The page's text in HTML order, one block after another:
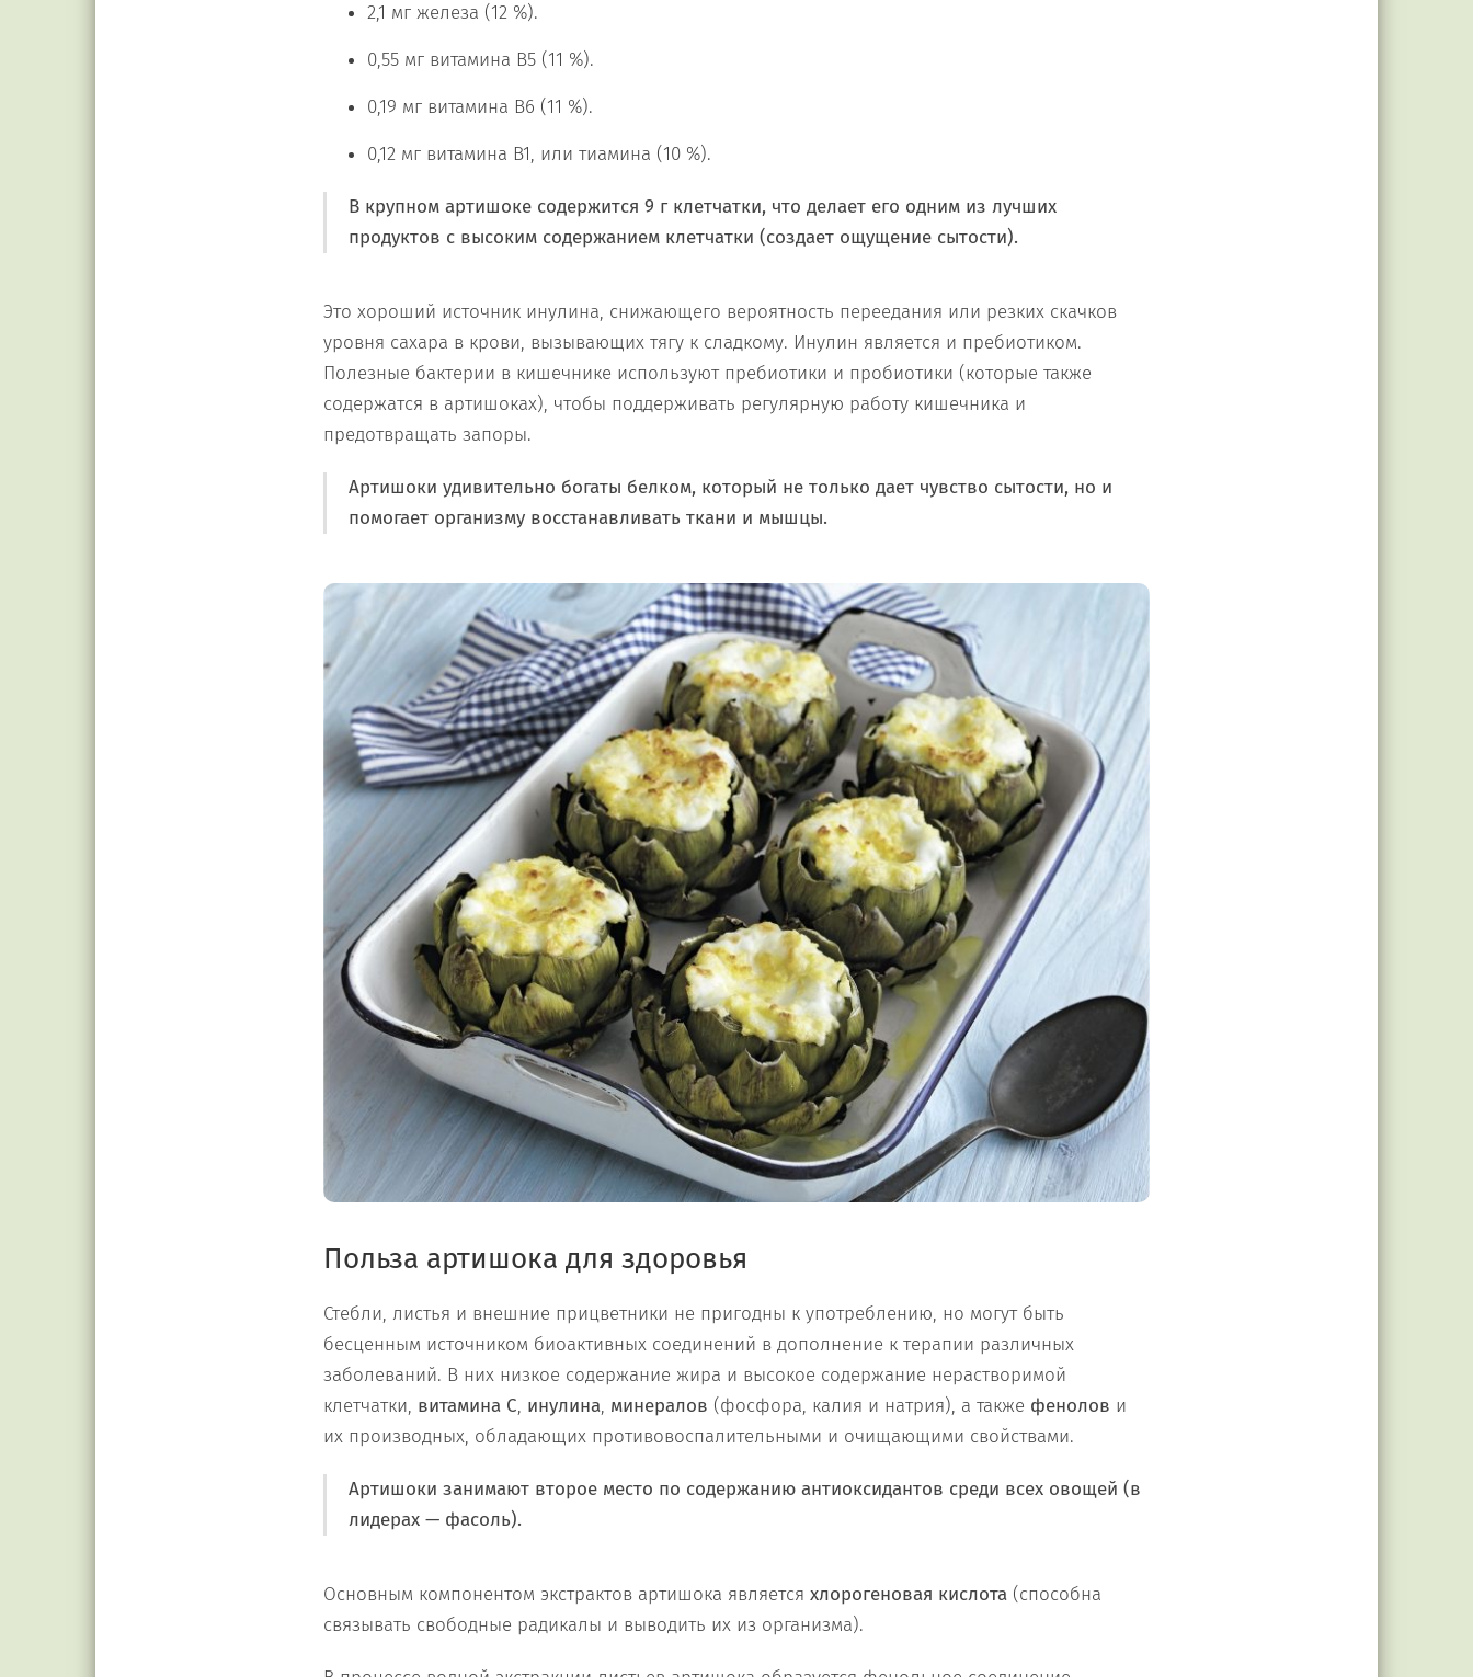
2,1 мг железа (12 %).
0,55 мг витамина B5 (11 %).
0,19 мг витамина B6 (11 %).
0,12 мг витамина B1, или тиамина (10 %).
В крупном артишоке содержится 9 г клетчатки, что делает его одним из лучших
продуктов с высоким содержанием клетчатки (создает ощущение сытости).
Это хороший источник инулина, снижающего вероятность переедания или резких скачков
уровня сахара в крови, вызывающих тягу к сладкому. Инулин является и пребиотиком.
Полезные бактерии в кишечнике используют пребиотики и пробиотики (которые также
содержатся в артишоках), чтобы поддерживать регулярную работу кишечника и
предотвращать запоры.
Артишоки удивительно богаты белком, который не только дает чувство сытости, но и
помогает организму восстанавливать ткани и мышцы.
Польза артишока для здоровья
Стебли, листья и внешние прицветники не пригодны к употреблению, но могут быть
бесценным источником биоактивных соединений в дополнение к терапии различных
заболеваний. В них низкое содержание жира и высокое содержание нерастворимой
клетчатки, витамина С, инулина, минералов (фосфора, калия и натрия), а также фенолов и
их производных, обладающих противовоспалительными и очищающими свойствами.
Артишоки занимают второе место по содержанию антиоксидантов среди всех овощей (в
лидерах — фасоль).
Основным компонентом экстрактов артишока является хлорогеновая кислота (способна
связывать свободные радикалы и выводить их из организма).